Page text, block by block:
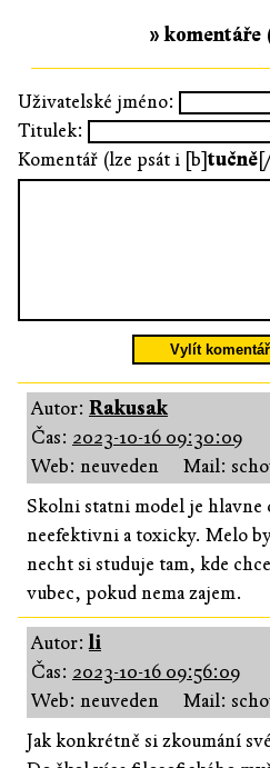
» komentáře
Uživatelské jméno:
Titulek:
Komentář (lze psát i [b]tučně
Vylít
Autor: Rakusak
Čas: 2023-10-16 09:30:09
Web: neuveden
Mail:
Skolni statni model je hlavne
neefektivni a toxicky. Melo
necht si studuje tam, kde
vubec, pokud nema zajem.
Autor:li
Čas: 2023-10-16 09:56:09
Web: neuveden
Mail:
Jak konkrétně si zkoumání